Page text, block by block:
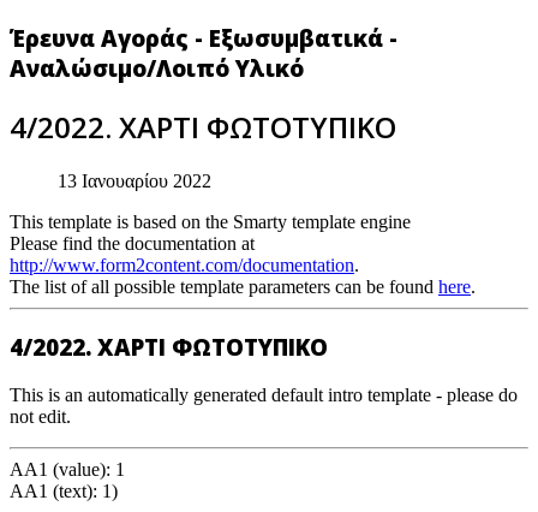
Έρευνα Αγοράς - Εξωσυμβατικά -
Αναλώσιμο/Λοιπό Υλικό
4/2022. ΧΑΡΤΙ ΦΩΤΟΤΥΠΙΚΟ
13 Ιανουαρίου 2022
This template is based on the Smarty template engine
Please find the documentation at
http://www.form2content.com/documentation.
The list of all possible template parameters can be found here.
4/2022. ΧΑΡΤΙ ΦΩΤΟΤΥΠΙΚΟ
This is an automatically generated default intro template - please do
not edit.
AA1 (value): 1
AA1 (text): 1)